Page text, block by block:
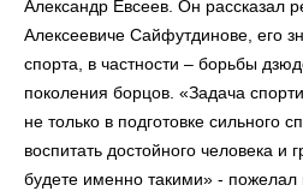
Александр Евсеев. Он рассказал
Алексеевиче Сайфутдинове, его
спорта, в частности – борьбы
поколения борцов. «Задача
не только в подготовке сильного
воспитать достойного человека
будете именно такими» - пожелал